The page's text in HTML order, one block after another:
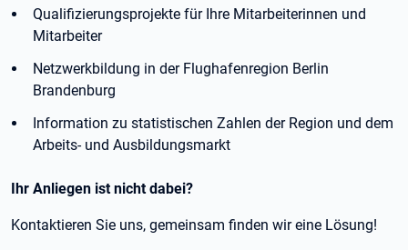
Qualifizierungsprojekte für Ihre Mitarbeiterinnen und
Mitarbeiter
Netzwerkbildung in der Flughafenregion Berlin
Brandenburg
Information zu statistischen Zahlen der Region und dem
Arbeits- und Ausbildungsmarkt
Ihr Anliegen ist nicht dabei?
Kontaktieren Sie uns, gemeinsam finden wir eine Lösung!